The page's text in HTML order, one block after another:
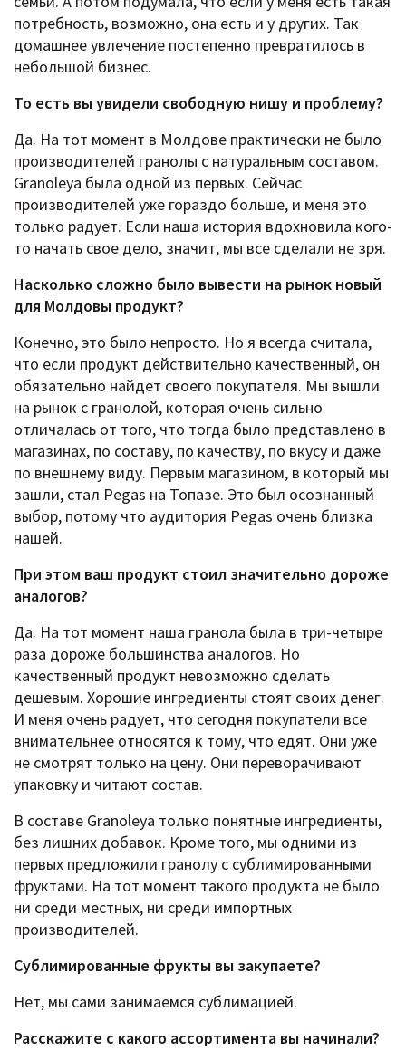
потребность, возможно, она есть и у других. Так
домашнее увлечение постепенно превратилось в
небольшой бизнес.
То есть вы увидели свободную нишу и проблему?
Да. На тот момент в Молдове практически не было
производителей гранолы с натуральным составом.
Granoleya была одной из первых. Сейчас
производителей уже гораздо больше, и меня это
только радует. Если наша история вдохновила кого-
то начать свое дело, значит, мы все сделали не зря.
Насколько сложно было вывести на рынок новый
для Молдовы продукт?
Конечно, это было непросто. Но я всегда считала,
что если продукт действительно качественный, он
обязательно найдет своего покупателя. Мы вышли
на рынок с гранолой, которая очень сильно
отличалась от того, что тогда было представлено в
магазинах, по составу, по качеству, по вкусу и даже
по внешнему виду. Первым магазином, в который мы
зашли, стал Pegas на Топазе. Это был осознанный
выбор, потому что аудитория Pegas очень близка
нашей.
При этом ваш продукт стоил значительно дороже
аналогов?
Да. На тот момент наша гранола была в три-четыре
раза дороже большинства аналогов. Но
качественный продукт невозможно сделать
дешевым. Хорошие ингредиенты стоят своих денег.
И меня очень радует, что сегодня покупатели все
внимательнее относятся к тому, что едят. Они уже
не смотрят только на цену. Они переворачивают
упаковку и читают состав.
В составе Granoleya только понятные ингредиенты,
без лишних добавок. Кроме того, мы одними из
первых предложили гранолу с сублимированными
фруктами. На тот момент такого продукта не было
ни среди местных, ни среди импортных
производителей.
Сублимированные фрукты вы закупаете?
Нет, мы сами занимаемся сублимацией.
Расскажите c какого ассортимента вы начинали?